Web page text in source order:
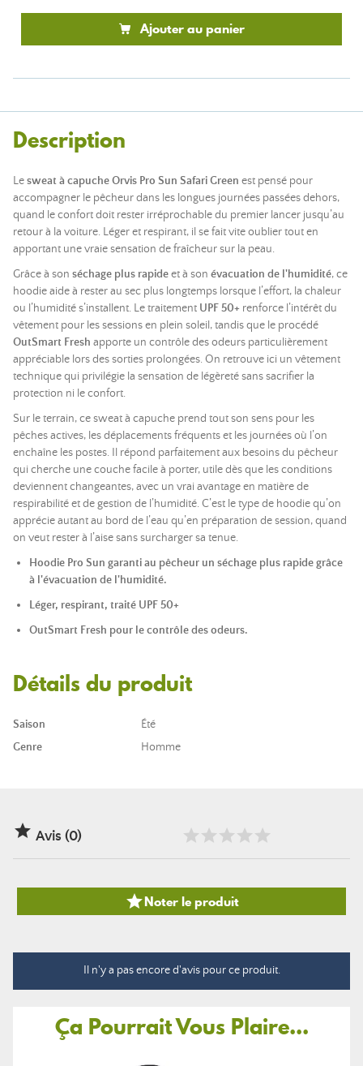
Ajouter au panier
Description
Lesweat à capuche Orvis Pro Sun Safari Green est pensé pour
accompagner le pêcheur dans les longues journées passées dehors,
quand le confort doit rester irréprochable du premier lancer jusqu’au
retour à la voiture. Léger et respirant, il se fait vite oublier tout en
apportant une vraie sensation de fraîcheur sur la peau.
Grâce à son séchage plus rapideet à son évacuation de l'humidité, ce
hoodie aide à rester au sec plus longtemps lorsque l’effort, la chaleur
ou l’humidité s’installent. Le traitement UPF 50+ renforce l’intérêt du
vêtement pour les sessions en plein soleil, tandis que le procédé
OutSmart Fresh apporte un contrôle des odeurs particulièrement
appréciable lors des sorties prolongées. On retrouve ici un vêtement
technique qui privilégie la sensation de légèreté sans sacrifier la
protection ni le confort.
Sur le terrain, ce sweat à capuche prend tout son sens pour les
pêches actives, les déplacements fréquents et les journées où l’on
enchaîne les postes. Il répond parfaitement aux besoins du pêcheur
qui cherche une couche facile à porter, utile dès que les conditions
deviennent changeantes, avec un vrai avantage en matière de
respirabilité et de gestion de l’humidité. C’est le type de hoodie qu’on
apprécie autant au bord de l’eau qu’en préparation de session, quand
on veut rester à l’aise sans surcharger sa tenue.
Hoodie Pro Sun garanti au pêcheur un séchage plus rapide grâce
à l'évacuation de l'humidité.
Léger, respirant, traité UPF 50+
OutSmart Fresh pour le contrôle des odeurs.
Détails du produit
Saison
Été
Genre
Homme
 Avis (0)
Noter le produit
Il n'y a pas encore d'avis pour ce produit.
Ça Pourrait Vous Plaire...